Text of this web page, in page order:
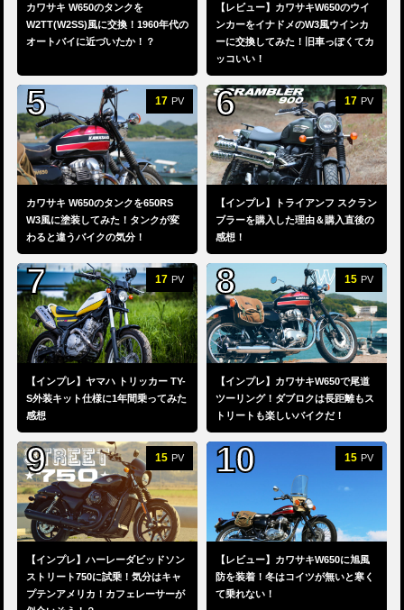
カワサキ W650のタンクを
W2TT(W2SS)風に交換！1960年代の
オートバイに近づいたか！？
【レビュー】カワサキW650のウイ
ンカーをイナドメのW3風ウインカ
ーに交換してみた！旧車っぽくてカ
ッコいい！
17 PV
カワサキ W650のタンクを650RS
W3風に塗装してみた！タンクが変
わると違うバイクの気分！
17 PV
【インプレ】トライアンフ スクラン
ブラーを購入した理由＆購入直後の
感想！
17 PV
【インプレ】ヤマハ トリッカー TY-
S外装キット仕様に1年間乗ってみた
感想
15 PV
【インプレ】カワサキW650で尾道
ツーリング！ダブロクは長距離もス
トリートも楽しいバイクだ！
15 PV
【インプレ】ハーレーダビッドソン
ストリート750に試乗！気分はキャ
プテンアメリカ！カフェレーサーが
15 PV
【レビュー】カワサキW650に旭風
防を装着！冬はコイツが無いと寒く
て乗れない！